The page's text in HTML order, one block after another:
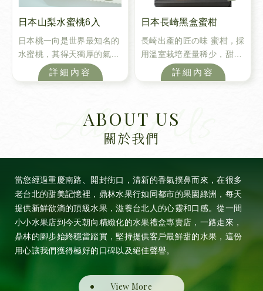
日本山梨水蜜桃6入
日本桃一向是世界最知名的
水蜜桃，其得天獨厚的氣候
及地理環境，加上當地果農
遵循古法栽培，造就出香甜
詳細內容
日本長崎黑盒蜜柑
長崎出產的匠の味 蜜柑，採
用溫室栽培產量稀少，甜度
高、外皮薄，多汁無籽，是
香甜可口的極品蜜柑，
詳細內容
ABOUT US
關於我們
當您經過重慶南路、開封街口，清新的香氣撲鼻而來，在很多
老台北的甜美記憶裡，鼎林水果行如同都市的果園綠洲，每天
提供新鮮欲滴的頂級水果，滋養台北人的心靈和口感。從一間
小小水果店到今天朝向精緻化的水果禮盒專賣店，一路走來，
鼎林的腳步始終穩當踏實，堅持提供客戶最鮮甜的水果，這份
用心讓我們獲得極好的口碑以及絕佳聲譽。
View More